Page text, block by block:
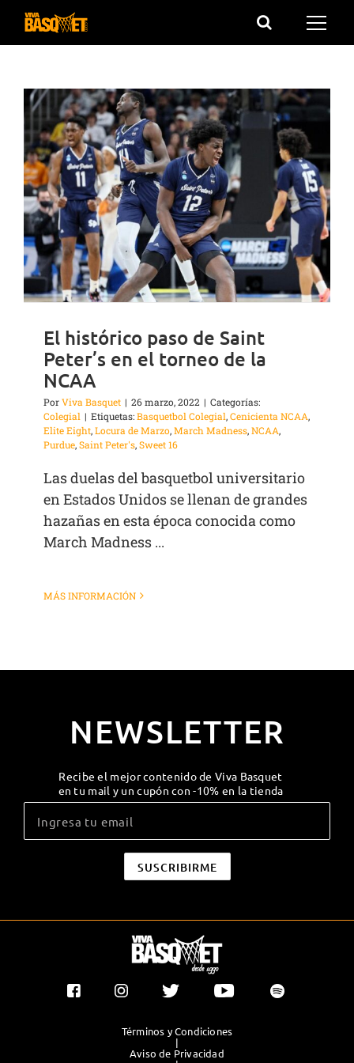
Saltar
El histórico paso de Saint
Peter’s en el torneo de la
NCAA
PorViva Basquet | 26 marzo, 2022 | Categorías:
Colegial | Etiquetas:Basquetbol Colegial,Cenicienta NCAA,
Elite Eight,Locura de Marzo,March Madness,NCAA,
Purdue,Saint Peter's,Sweet 16
Las duelas del basquetbol universitario
en Estados Unidos se llenan de grandes
hazañas en esta época conocida como
March Madness ...
MÁS INFORMACIÓN
NEWSLETTER
Recibe el mejor contenido de Viva Basquet
en tu mail y un cupón con -10% en la tienda
Términos y Condiciones
|
Aviso de Privacidad